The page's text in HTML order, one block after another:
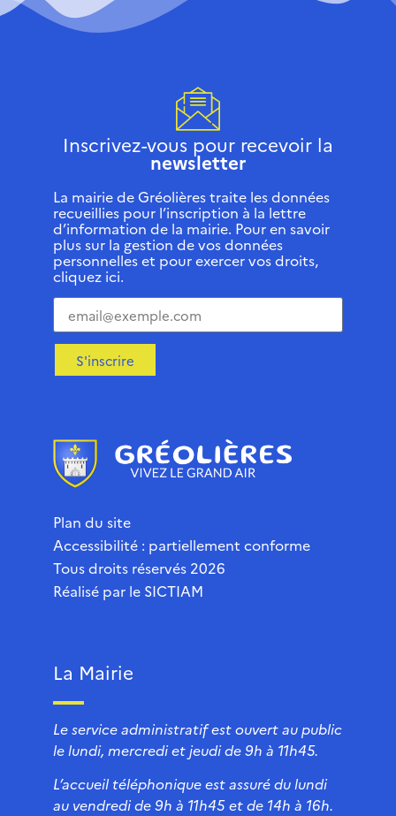
Inscrivez-vous pour recevoir la
newsletter
La mairie de Gréolières traite les données
recueillies pour l’inscription à la lettre
d’information de la mairie. Pour en savoir
plus sur la gestion de vos données
personnelles et pour exercer vos droits,
cliquez ici.
S'inscrire
Plan du site
Accessibilité : partiellement conforme
Tous droits réservés 2026
Réalisé par le SICTIAM
La Mairie
Le service administratif est ouvert au public
le lundi, mercredi et jeudi de 9h à 11h45.
L’accueil téléphonique est assuré du lundi
au vendredi de 9h à 11h45 et de 14h à 16h.